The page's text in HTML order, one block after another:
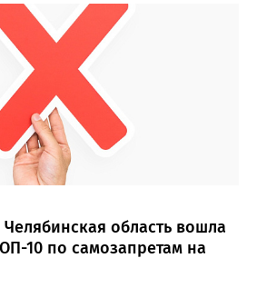
с улыбкой – подойдёт портрет
семьи или нескольких поколений в
один или несколько городов,
семьи или важными воспоминаниями;
кратко объяснив связь с каждым
и подтвердить согласие с правилами
инструкции на сайте проекта. ‍Заявка
после модерации стать частью
20 участников обещают
фотосессию в Москве. Персональную
можно скачать, сохранить и
сетях, отмечают в оргкомитете,
Челябинская область вошла
10 по самозапретам на